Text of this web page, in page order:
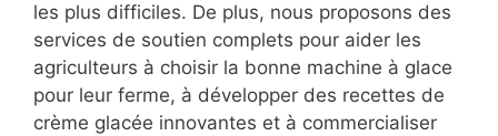
les plus difficiles. De plus, nous proposons des
services de soutien complets pour aider les
agriculteurs à choisir la bonne machine à glace
pour leur ferme, à développer des recettes de
crème glacée innovantes et à commercialiser